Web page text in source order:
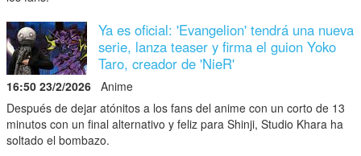
Ya es oficial: 'Evangelion' tendrá una nueva
serie, lanza teaser y firma el guion Yoko
Taro, creador de 'NieR'
16:50 23/2/2026 Anime
Después de dejar atónitos a los fans del anime con un corto de 13
minutos con un final alternativo y feliz para Shinji, Studio Khara ha
soltado el bombazo.